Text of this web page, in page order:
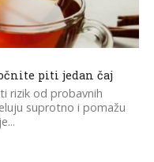
piti jedan čaj
rizik od probavnih
suprotno i pomažu